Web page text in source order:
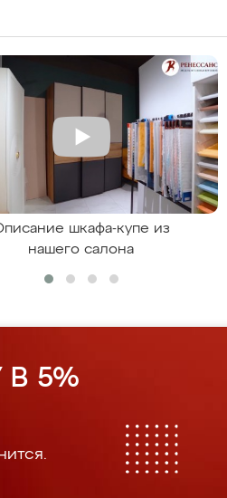
шкафа-купе из
нашего салона
5%